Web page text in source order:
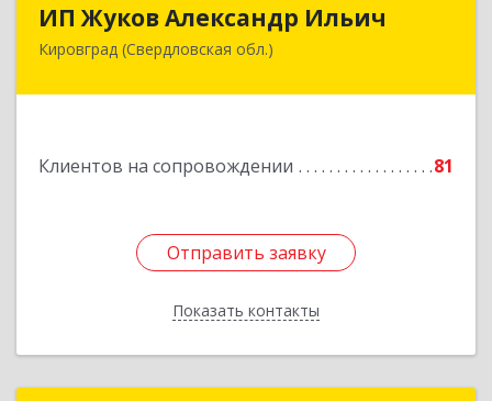
ИП Жуков Александр Ильич
Кировград (Свердловская обл.)
Клиентов на сопровождении 81
Отправить заявку
Показать контакты
624140, Свердловская обл, Кировград г,
Отправить заявку
Назад